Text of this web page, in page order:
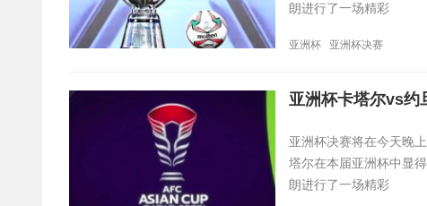
朗进行了一场精彩
亚洲杯 亚洲杯决赛
亚洲杯卡塔尔vs约
亚洲杯决赛将在今天晚
塔尔在本届亚洲杯中显
朗进行了一场精彩